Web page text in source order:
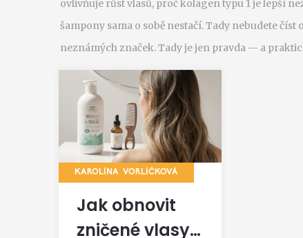
ovlivňuje růst vlasů, proč kolagen typu 1 je lepší
šampony sama o sobě nestačí. Tady nebudete
neznámých značek. Tady je jen pravda — a
KAROLÍNA VORLÍČKOVÁ
Jak obnovit
zničené vlasy: